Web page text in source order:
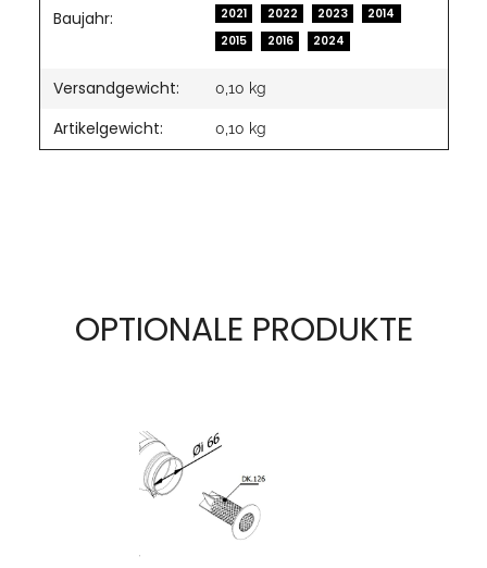
Baujahr:
2021
2022 2023
2014
2015
2016 2024
Versandgewicht: 0,10 kg
Artikelgewicht: 0,10 kg
OPTIONALE PRODUKTE